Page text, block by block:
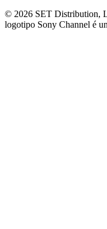
© 2026 SET Distribution,
logotipo Sony Channel é